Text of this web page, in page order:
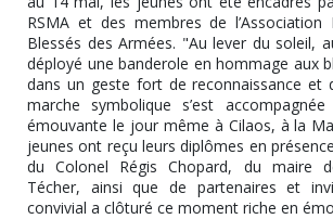
RSMA et des membres de l’Association
Blessés des Armées. "Au lever du soleil,
déployé une banderole en hommage aux
dans un geste fort de reconnaissance et
marche symbolique s’est accompagnée
émouvante le jour même à Cilaos, à la
jeunes ont reçu leurs diplômes en
du Colonel Régis Chopard, du maire
Técher, ainsi que de partenaires et
convivial a clôturé ce moment riche en